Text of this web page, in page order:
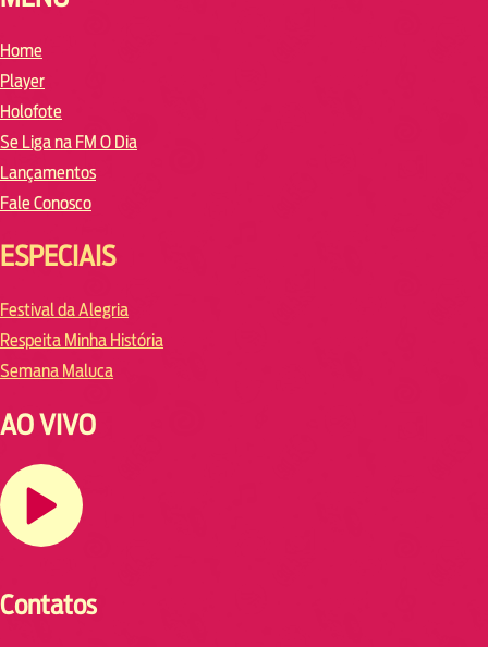
Home
Player
Holofote
Se Liga na FM O Dia
Lançamentos
Fale Conosco
ESPECIAIS
Festival da Alegria
Respeita Minha História
Semana Maluca
AO VIVO
Contatos